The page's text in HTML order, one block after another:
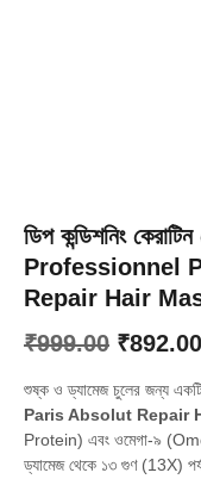
ডিপ কন্ডিশনিং
Professionnel
Repair Hair
₹999.00 Original
was:
₹892.00
শুষ্ক ও ড্যামেজ চুলের জন্য
Paris Absolut Repair
Protein) এবং ওমেগা-৯
ড্যামেজ থেকে ১৩ গুণ (13X)